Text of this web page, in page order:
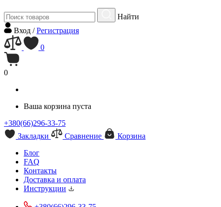
Найти
Вход /Регистрация
0
0
Ваша корзина пуста
+380(66)296-33-75
Закладки
Сравнение
Корзина
Блог
FAQ
Контакты
Доставка и оплата
Инструкции